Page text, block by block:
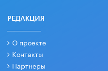
РЕДАКЦИЯ
О проекте
Контакты
Партнеры